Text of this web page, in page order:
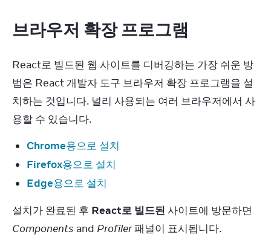
브라우저 확장 프로그램
React로 빌드된 웹 사이트를 디버깅하는 가장 쉬운 방
법은 React 개발자 도구 브라우저 확장 프로그램을 설
치하는 것입니다. 널리 사용되는 여러 브라우저에서 사
용할 수 있습니다.
Chrome용으로 설치
Firefox용으로 설치
Edge용으로 설치
설치가 완료된 후 React로 빌드된
Components and Profiler 패널이 표시됩니다.